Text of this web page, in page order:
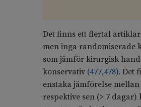
Det finns ett flertal
men inga randomiserade
som jämför kirurgisk
konservativ (477,478). Det
enstaka jämförelse
respektive sen (> 7 dagar)